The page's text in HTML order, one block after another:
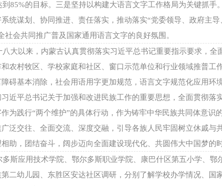
85%的目标。三是坚持以构建大语言文字工作格局为关键抓手
统谋划、协同推进、责任落实，推动落实“党委领导、政府主导
会共同推广普及国家通用语言文字的良好氛围。
大以来，内蒙古认真贯彻落实习近平总书记重要指示要求，全
农村牧区、学校家庭和社区、窗口示范单位和行业领域推普工
碍基本消除，社会用语用字更加规范，语言文字规范化应用环
近平总书记关于加强和改进民族工作的重要思想，全面贯彻落
为践行“两个维护”的具体行动，作为铸牢中华民族共同体意识
泛交往、全面交流、深度交融，引导各族人民牢固树立休戚与
助，团结奋斗，阔步迈向全面建设现代化、共圆伟大中国梦的
斯应用技术学院、鄂尔多斯职业学院、康巴什区第五小学、鄂
二幼儿园、东胜区安达社区调研，分别了解学校办学情况、国